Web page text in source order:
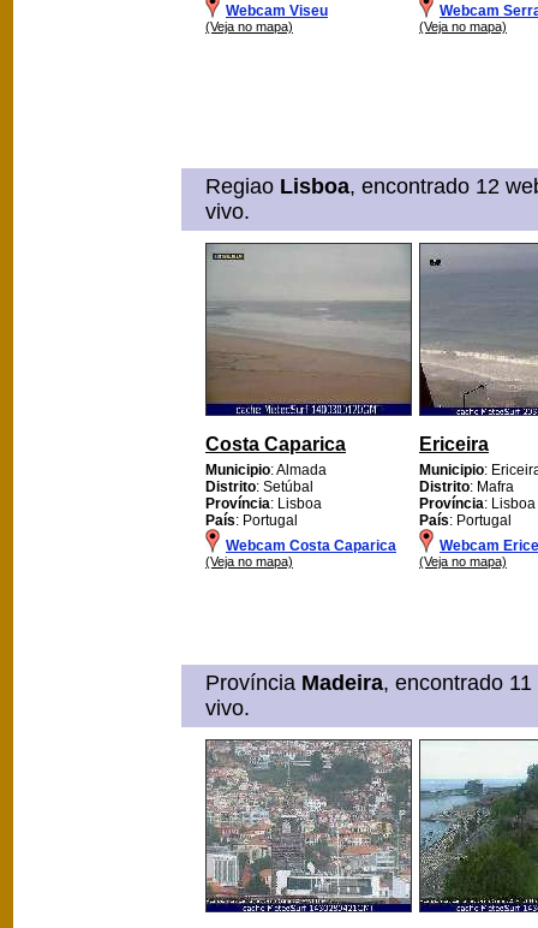
Webcam Viseu
(Veja no mapa)
Webcam
(Veja no mapa)
Regiao Lisboa, encontrado 12
vivo.
Costa Caparica
Municipio: Almada
Distrito: Setúbal
Província: Lisboa
País: Portugal
Webcam Costa Caparica
(Veja no mapa)
Ericeira
Municipio:
Distrito: Mafra
Província: Lisboa
País: Portugal
Webcam
(Veja no mapa)
Província Madeira, encontrado
vivo.